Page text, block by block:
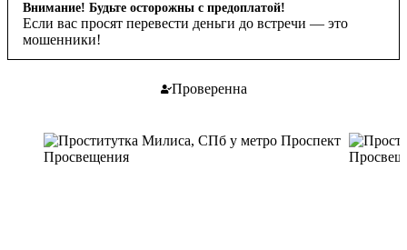
Внимание! Будьте осторожны с предоплатой!
Если вас просят перевести деньги до встречи — это
мошенники!
Проверенна